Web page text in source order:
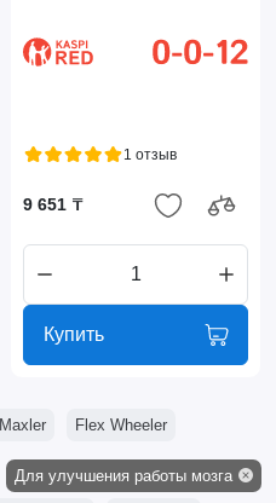
1 отзыв
9 651 ₸
Купить
Maxler Flex Wheeler
Для улучшения работы мозга